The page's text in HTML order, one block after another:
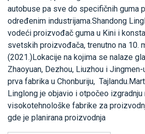
autobuse pa sve do specifičnih guma
određenim industrijama.Shandong
vodeći proizvođač guma u Kini i
svetskih proizvođača, trenutno na 10.
(2021.)Lokacije na kojima se nalaze
Zhaoyuan, Dezhou, Liuzhou i
prva fabrika u Chonburiju,
Linglong je objavio i otpočeo izgradnju
visokotehnološke fabrike za
gde je planirana proizvodnja